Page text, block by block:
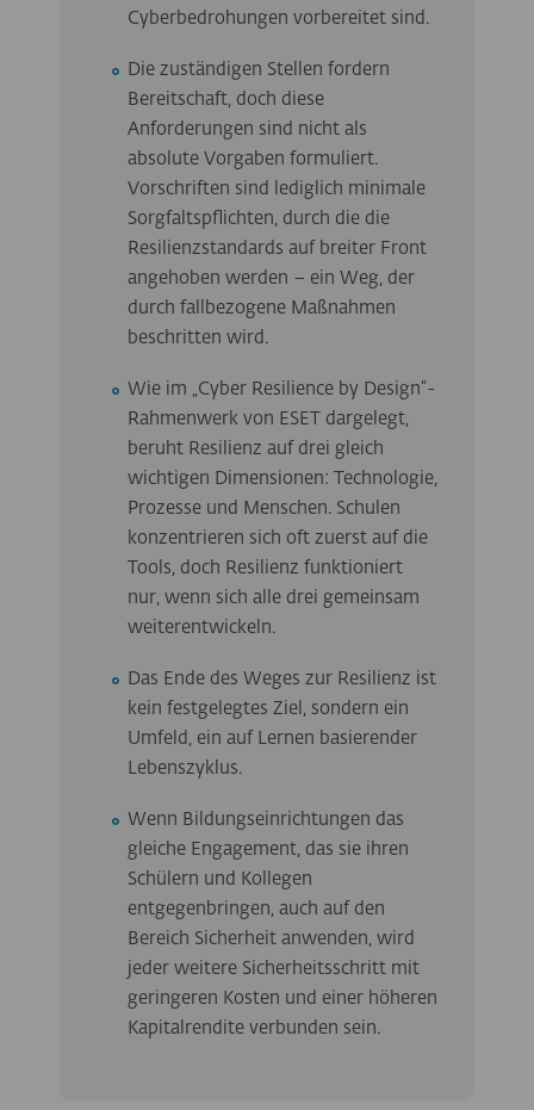
Cyberbedrohungen vorbereitet sind.
Die zuständigen Stellen fordern
Bereitschaft, doch diese
Anforderungen sind nicht als
absolute Vorgaben formuliert.
Vorschriften sind lediglich minimale
Sorgfaltspflichten, durch die die
Resilienzstandards auf breiter Front
angehoben werden – ein Weg, der
durch fallbezogene Maßnahmen
beschritten wird.
Wie im „Cyber Resilience by Design“-
Rahmenwerk von ESET dargelegt,
beruht Resilienz auf drei gleich
wichtigen Dimensionen: Technologie,
Prozesse und Menschen. Schulen
konzentrieren sich oft zuerst auf die
Tools, doch Resilienz funktioniert
nur, wenn sich alle drei gemeinsam
weiterentwickeln.
Das Ende des Weges zur Resilienz ist
kein festgelegtes Ziel, sondern ein
Umfeld, ein auf Lernen basierender
Lebenszyklus.
Wenn Bildungseinrichtungen das
gleiche Engagement, das sie ihren
Schülern und Kollegen
entgegenbringen, auch auf den
Bereich Sicherheit anwenden, wird
jeder weitere Sicherheitsschritt mit
geringeren Kosten und einer höheren
Kapitalrendite verbunden sein.